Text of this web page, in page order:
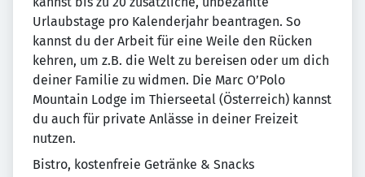
Urlaubstage pro Kalenderjahr beantragen. So
kannst du der Arbeit für eine Weile den Rücken
kehren, um z.B. die Welt zu bereisen oder um dich
deiner Familie zu widmen. Die Marc O’Polo
Mountain Lodge im Thierseetal (Österreich) kannst
du auch für private Anlässe in deiner Freizeit
nutzen.
Bistro, kostenfreie Getränke & Snacks